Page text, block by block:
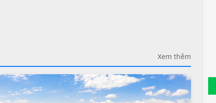
Xem thêm